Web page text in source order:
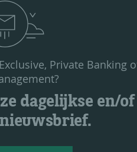
Private Banking
dagelijkse en/of